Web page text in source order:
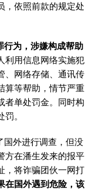
，依照前款的规定处
行为，涉嫌构成帮助
利用信息网络实施犯
、网络存储、通讯传
算等帮助，情节严重
者单处罚金。同时构
。
国外进行调查，但没
方在潘生发来的报平
，将诈骗团伙一网打
在国外遇到危险，该